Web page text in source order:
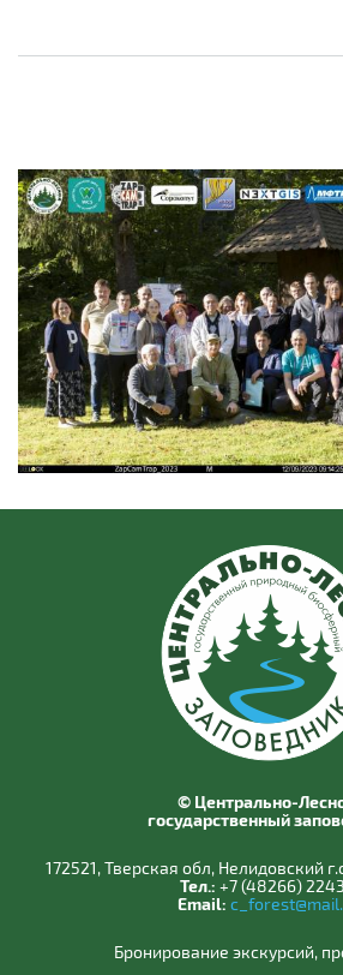
© Центрально-
государственный
172521, Тверская обл, Нелидовский
Тел.: +7 (48266)
Email:
Бронирование экскурсий,